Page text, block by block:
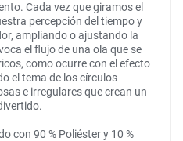
Cada vez que giramos el
percepción del tiempo y
ampliando o ajustando la
el flujo de una ola que se
como ocurre con el efecto
el tema de los círculos
e irregulares que crean un
con 90 % Poliéster y 10 %